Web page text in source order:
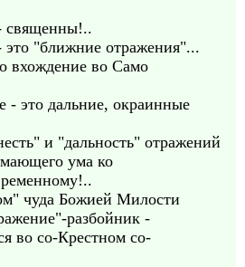
священны!..
"ближние отражения"...
вхождение во Само
- это дальние, окраинные
и "дальность" отражений
ума ко
чуда Божией Милости
разбойник -
во со-Крестном со-